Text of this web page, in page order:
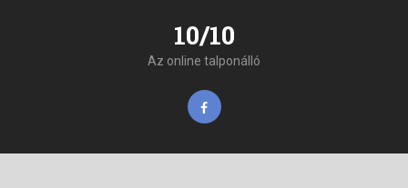
10/10
Az online talponálló